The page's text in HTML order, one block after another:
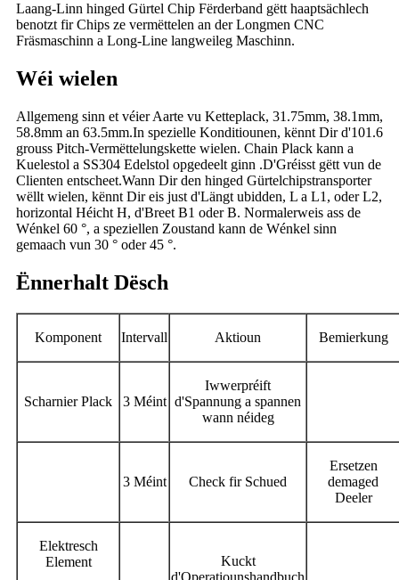
Laang-Linn hinged Gürtel Chip Fërderband gëtt haaptsächlech
benotzt fir Chips ze vermëttelen an der Longmen CNC
Fräsmaschinn a Long-Line langweileg Maschinn.
Wéi wielen
Allgemeng sinn et véier Aarte vu Ketteplack, 31.75mm, 38.1mm,
58.8mm an 63.5mm.In spezielle Konditiounen, kënnt Dir d'101.6
grouss Pitch-Vermëttelungskette wielen. Chain Plack kann a
Kuelestol a SS304 Edelstol opgedeelt ginn .D'Gréisst gëtt vun de
Clienten entscheet.Wann Dir den hinged Gürtelchipstransporter
wëllt wielen, kënnt Dir eis just d'Längt ubidden, L a L1, oder L2,
horizontal Héicht H, d'Breet B1 oder B. Normalerweis ass de
Wénkel 60 °, a speziellen Zoustand kann de Wénkel sinn
gemaach vun 30 ° oder 45 °.
Ënnerhalt Dësch
Komponent Intervall Aktioun Bemierkung
Scharnier Plack 3 Méint
Iwwerpréift
d'Spannung a spannen
wann néideg
3 Méint Check fir Schued
Ersetzen
demaged
Deeler
Elektresch
Element
Kuckt
d'Operatiounshandbuch